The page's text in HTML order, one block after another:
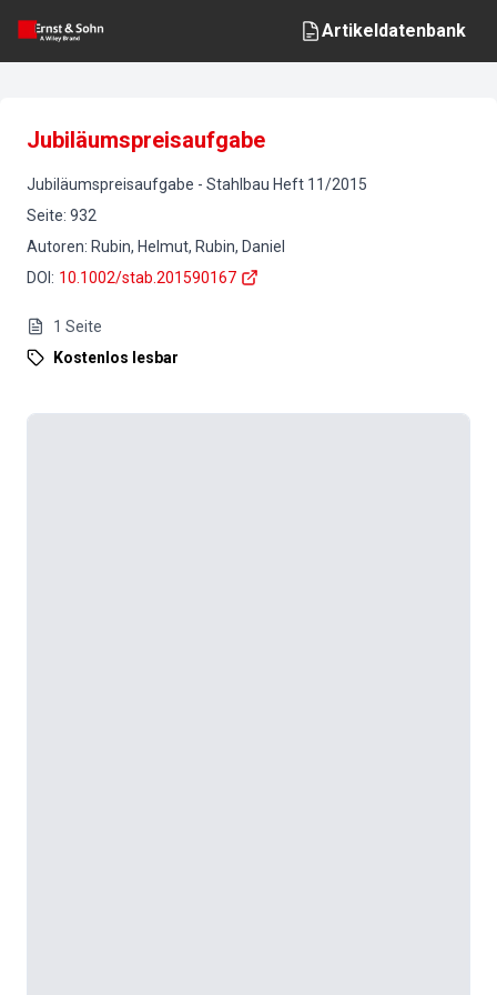
Artikeldatenbank
Jubiläumspreisaufgabe
Jubiläumspreisaufgabe - Stahlbau Heft 11/2015
Seite: 932
Autoren: Rubin, Helmut, Rubin, Daniel
DOI : 10.1002/stab.201590167
1 Seite
Kostenlos lesbar